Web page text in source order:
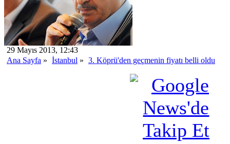
29 Mayıs 2013, 12:43
Ana Sayfa » İstanbul » 3. Köprü'den geçmenin fiyatı belli oldu